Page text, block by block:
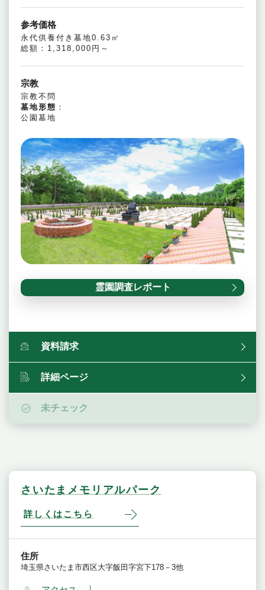
霊園調査レポート
参考価格
永代供養付き墓地0.63㎡
総額：1,318,000円～
宗教
宗教不問
墓地形態 ：
公園墓地
資料請求
詳細ページ
未チェック
さいたまメモリアルパーク
詳しくはこちら
住所
埼玉県さいたま市西区大字飯田字宮下178－3他